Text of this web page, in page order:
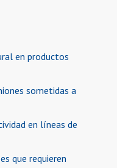
en productos
sometidas a
en líneas de
que requieren